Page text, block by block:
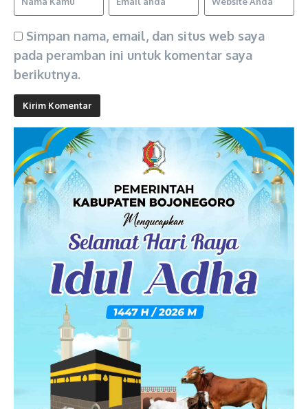
Simpan nama, email, dan situs web saya
pada peramban ini untuk komentar saya
berikutnya.